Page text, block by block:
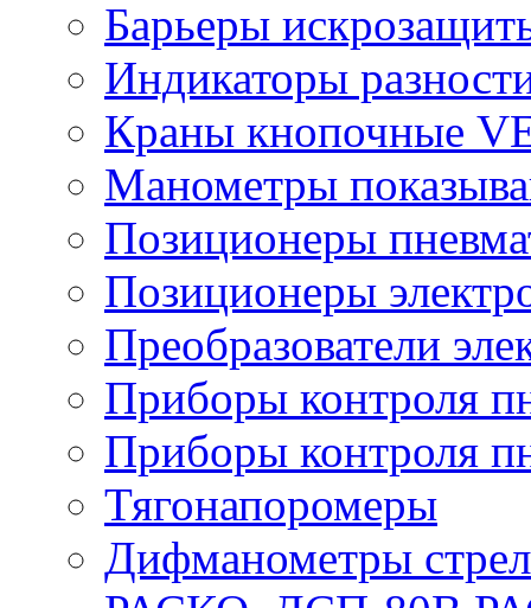
Барьеры
Индикаторы
Краны кнопочные
Манометры
Позиционеры
Позиционеры
Преобразователи
Приборы контроля
Приборы контроля
Тягонапоромеры
Дифманометры